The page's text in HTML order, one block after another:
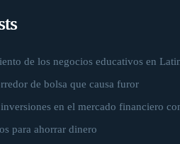
de los negocios educativos en
de bolsa que causa furor
en el mercado financiero
para ahorrar dinero